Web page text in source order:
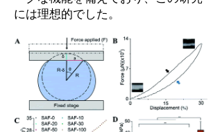
には理想的でした。